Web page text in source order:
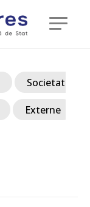
Societate
Externe